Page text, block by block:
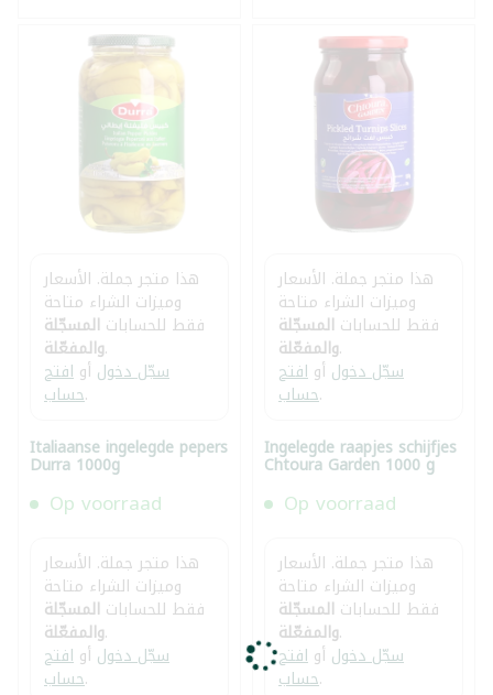
هذا متجر جملة. الأسعار
وميزات الشراء متاحة
فقط للحسابات المسجّلة
والمفعّلة.
سجّل دخول أو افتح
حساب.
Italiaanse ingelegde pepers
Durra 1000g
Op voorraad
هذا متجر جملة. الأسعار
وميزات الشراء متاحة
فقط للحسابات المسجّلة
والمفعّلة.
سجّل دخول أو افتح
حساب.
هذا متجر جملة. الأسعار
وميزات الشراء متاحة
فقط للحسابات المسجّلة
والمفعّلة.
سجّل دخول أو افتح
حساب.
Ingelegde raapjes schijfjes
Chtoura Garden 1000 g
Op voorraad
هذا متجر جملة. الأسعار
وميزات الشراء متاحة
فقط للحسابات المسجّلة
والمفعّلة.
سجّل دخول أو افتح
حساب.